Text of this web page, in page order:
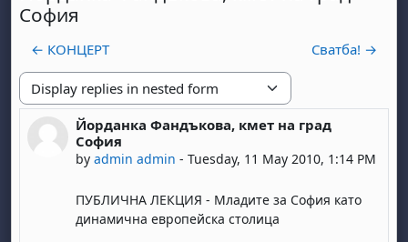
София
← КОНЦЕРТ Сватба! →
Display mode
Йорданка Фандъкова, кмет на град
София
by admin admin - Tuesday, 11 May 2010, 1:14 PM
Number of replies: 0
ПУБЛИЧНА ЛЕКЦИЯ - Младите за София като
динамична европейска столица